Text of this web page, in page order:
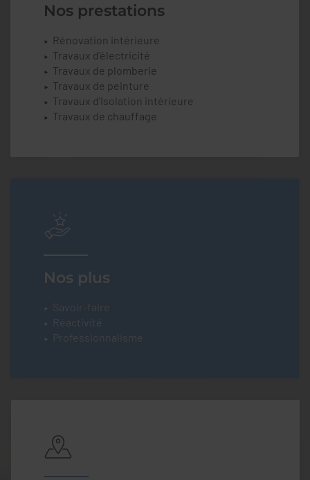
Nos prestations
Rénovation intérieure
Travaux d'électricité
Travaux de plomberie
Travaux de peinture
Travaux d'Isolation intérieure
Travaux de chauffage
Nos plus
Savoir-faire
Réactivité
Professionnalisme